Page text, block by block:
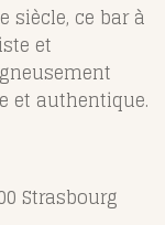
siècle, ce bar à
et
et authentique.
Strasbourg